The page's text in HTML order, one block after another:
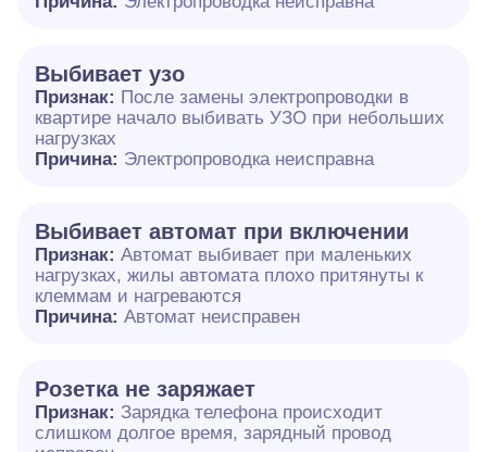
Выбивает узо
Признак: После замены электропроводки в
квартире начало выбивать УЗО при небольших
нагрузках
Причина: Электропроводка неисправна
Выбивает автомат при включении
Признак: Автомат выбивает при маленьких
нагрузках, жилы автомата плохо притянуты к
клеммам и нагреваются
Причина: Автомат неисправен
Розетка не заряжает
Признак: Зарядка телефона происходит
слишком долгое время, зарядный провод